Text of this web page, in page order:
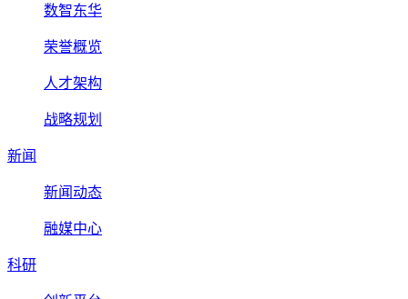
数智东华
荣誉概览
人才架构
战略规划
新闻
新闻动态
融媒中心
科研